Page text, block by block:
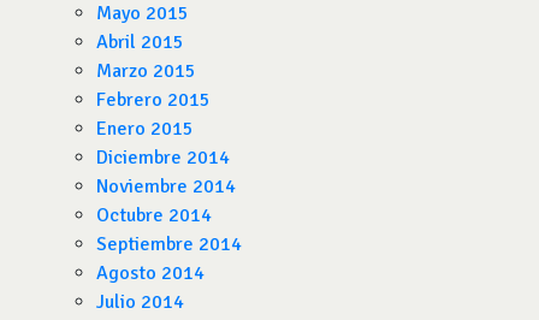
Mayo 2015
Abril 2015
Marzo 2015
Febrero 2015
Enero 2015
Diciembre 2014
Noviembre 2014
Octubre 2014
Septiembre 2014
Agosto 2014
Julio 2014